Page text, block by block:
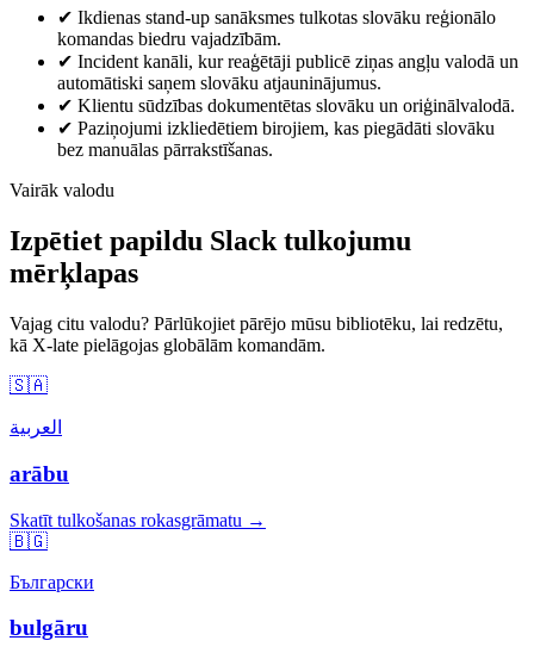
✔ Ikdienas stand-up sanāksmes tulkotas slovāku reģionālo
komandas biedru vajadzībām.
✔ Incident kanāli, kur reaģētāji publicē ziņas angļu valodā un
automātiski saņem slovāku atjauninājumus.
✔ Klientu sūdzības dokumentētas slovāku un oriģinālvalodā.
✔ Paziņojumi izkliedētiem birojiem, kas piegādāti slovāku
bez manuālas pārrakstīšanas.
Vairāk valodu
Izpētiet papildu Slack tulkojumu
mērķlapas
Vajag citu valodu? Pārlūkojiet pārējo mūsu bibliotēku, lai redzētu,
kā X-late pielāgojas globālām komandām.
🇸🇦
العربية
arābu
Skatīt tulkošanas rokasgrāmatu →
🇧🇬
Български
bulgāru